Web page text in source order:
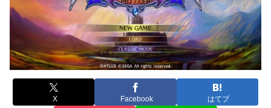
X Facebook はてブ